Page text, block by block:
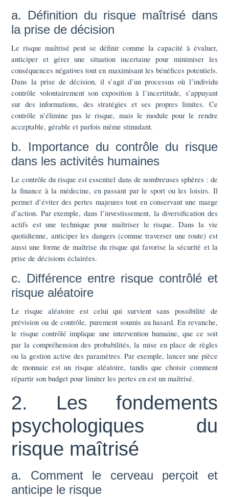
a. Définition du risque maîtrisé dans
la prise de décision
Le risque maîtrisé peut se définir comme la capacité à évaluer,
anticiper et gérer une situation incertaine pour minimiser les
conséquences négatives tout en maximisant les bénéfices potentiels.
Dans la prise de décision, il s’agit d’un processus où l’individu
contrôle volontairement son exposition à l’incertitude, s’appuyant
sur des informations, des stratégies et ses propres limites. Ce
contrôle n’élimine pas le risque, mais le module pour le rendre
acceptable, gérable et parfois même stimulant.
b. Importance du contrôle du risque
dans les activités humaines
Le contrôle du risque est essentiel dans de nombreuses sphères : de
la finance à la médecine, en passant par le sport ou les loisirs. Il
permet d’éviter des pertes majeures tout en conservant une marge
d’action. Par exemple, dans l’investissement, la diversification des
actifs est une technique pour maîtriser le risque. Dans la vie
quotidienne, anticiper les dangers (comme traverser une route) est
aussi une forme de maîtrise du risque qui favorise la sécurité et la
prise de décisions éclairées.
c. Différence entre risque contrôlé et
risque aléatoire
Le risque aléatoire est celui qui survient sans possibilité de
prévision ou de contrôle, purement soumis au hasard. En revanche,
le risque contrôlé implique une intervention humaine, que ce soit
par la compréhension des probabilités, la mise en place de règles
ou la gestion active des paramètres. Par exemple, lancer une pièce
de monnaie est un risque aléatoire, tandis que choisir comment
répartir son budget pour limiter les pertes en est un maîtrisé.
2. Les fondements
psychologiques du
risque maîtrisé
a. Comment le cerveau perçoit et
anticipe le risque